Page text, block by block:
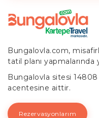
Mangal
Etmelisiniz?
tabelalarına
Çevre temizliği
Bungalovla.com,
tatil planı yapmalarında
Bungalovla sitesi
acentesine aittir.
Rezervasyonlarım